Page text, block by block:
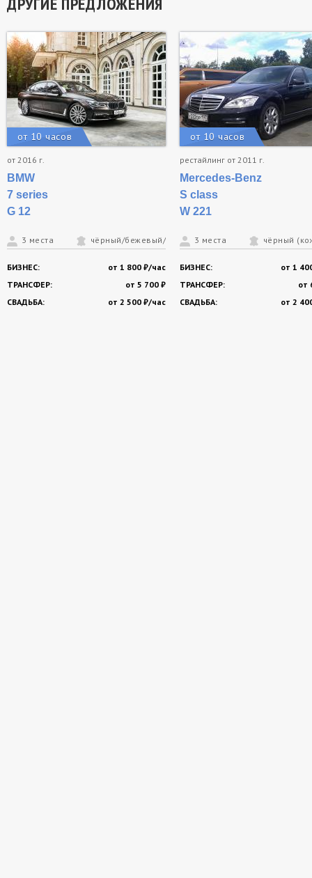
от 10 часов
от 2016 г.
BMW
7 series
G 12
3 места чёрный/бежевый/серый
БИЗНЕС:
от 1 800 ₽/час
ТРАНСФЕР:
от 5 700 ₽
СВАДЬБА:
от 2 500 ₽/час
от 10 часов
рестайлинг от 2011 г.
Mercedes-Benz
S class
W 221
3 места чёрный
БИЗНЕС:
от 1
ТРАНСФЕР:
от
СВАДЬБА:
от 2